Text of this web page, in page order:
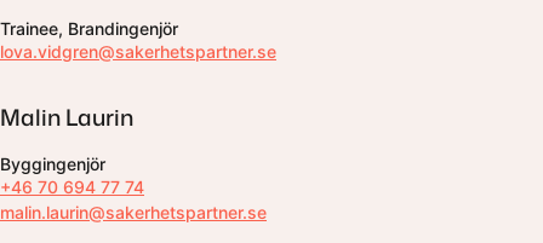
Trainee, Brandingenjör
lova.vidgren@sakerhetspartner.se
Malin Laurin
Byggingenjör
+46 70 694 77 74
malin.laurin@sakerhetspartner.se